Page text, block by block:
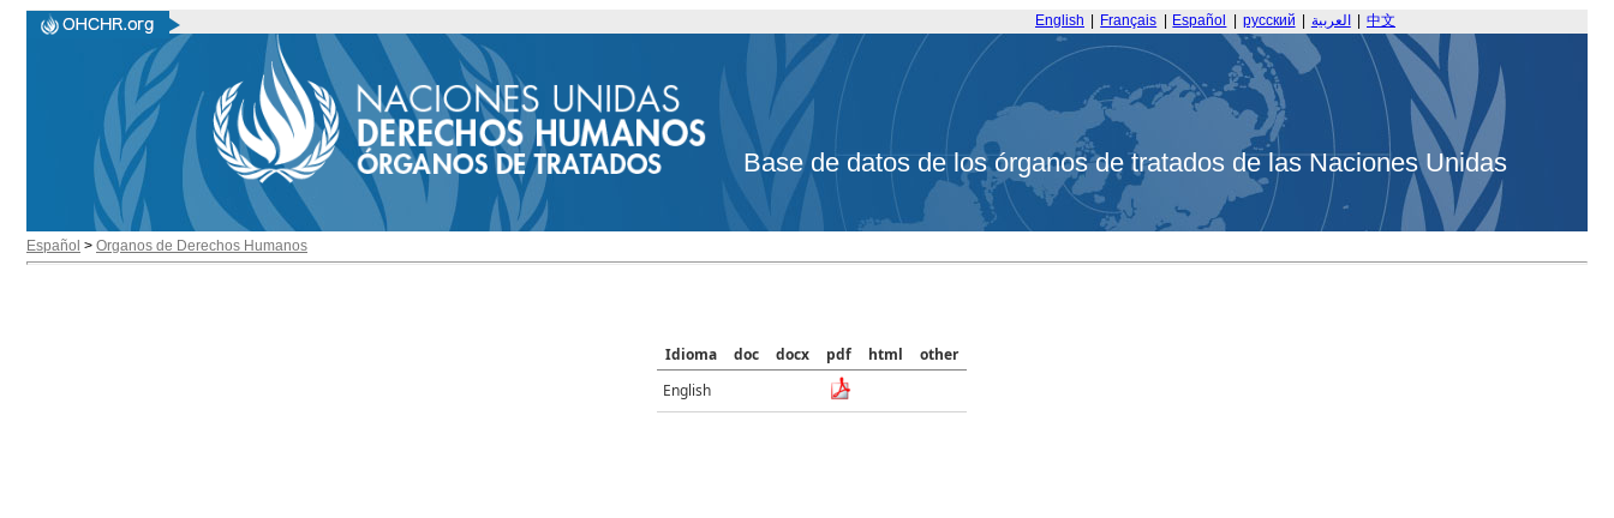
English Français Español русский العربية 中文
Base de datos de los órganos de tratados de las Naciones Unidas
Español > Organos de Derechos Humanos
Idioma doc docx pdf html
other
English